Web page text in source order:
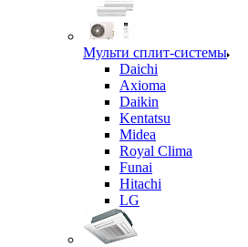
Мульти сплит-системы
Daichi
Axioma
Daikin
Kentatsu
Midea
Royal Clima
Funai
Hitachi
LG